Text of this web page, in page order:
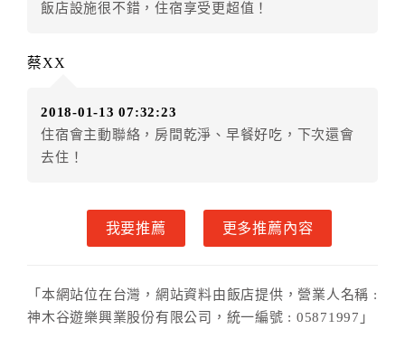
店客滿，敬請及早計畫，如逾時未提出申辦，視同無條
．每筆訂單異動限定乙次，限原訂飯店，異動完成後不
訂房者應補足差額。 限原訂飯店
．訂單異動後，訂單費用總計小於原訂單費用總計時，
訂房者因故取消訂單辦理退款，依下列標準申辦：
◎住房日7天前辦理者，訂單費用扣除總計0%為手續費
◎住房日1天前辦理者，訂單費用扣除總計45%為手續費
◎住房日當日辦理者，訂單費用扣除總計100%為手續費
飯店設施很不錯，住宿享受更超值！
蔡XX
2018-01-13 07:32:23
住宿會主動聯絡，房間乾淨、早餐好吃，下次還會
去住！
我要推薦 更多推薦內容
「本網站位在台灣，網站資料由飯店提供，營業人名稱 :
神木谷遊樂興業股份有限公司，統一編號 : 05871997」